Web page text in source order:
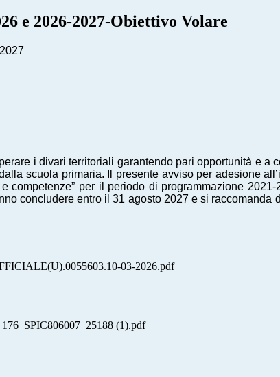
e 2026-2027-Obiettivo Volare
i divari territoriali garantendo pari opportunità e
scuola primaria. Il presente avviso per adesione
competenze” per il periodo di programmazione
concludere entro il 31 agosto 2027 e si
03-2026.pdf
(1).pdf